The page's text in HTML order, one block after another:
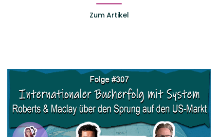
Zum Artikel